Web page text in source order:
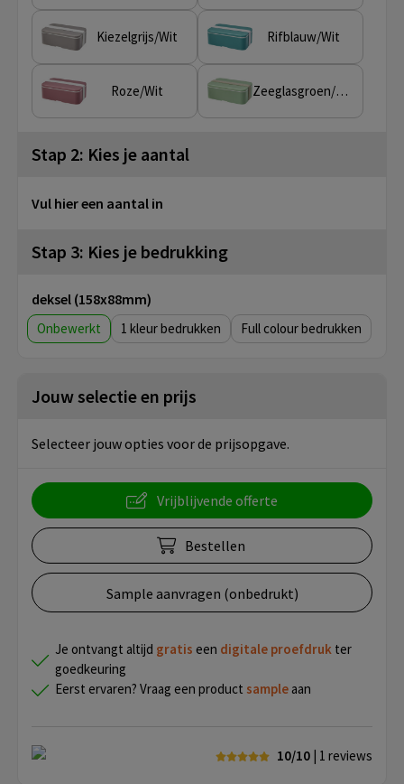
Kiezelgrijs/Wit Rifblauw/Wit
Roze/Wit Zeeglasgroen/Kiezelgrijs
Stap 2: Kies je aantal
Vul hier een aantal in
Stap 3: Kies je bedrukking
deksel (158x88mm)
Onbewerkt 1 Full colour
Jouw selectie en prijs
Selecteer jouw opties voor de prijsopgave.
Vrijblijvende offerte
Bestellen
Sample aanvragen (onbedrukt)
Je ontvangt altijd gratis een digitale proefdruk ter
goedkeuring
Eerst ervaren? Vraag een product sample aan
10/10 | 1 reviews